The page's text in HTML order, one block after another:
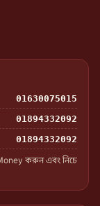
01630075015
01894332092
01894332092
করুন এবং নিচে